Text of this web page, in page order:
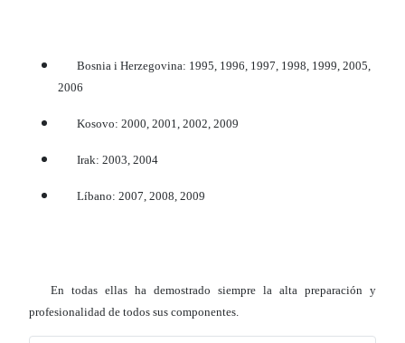
­ Bosnia i Herzegovina: 1995, 1996, 1997, 1998, 1999, 2005,
2006
­ Kosovo: 2000, 2001, 2002, 2009
­ Irak: 2003, 2004
­ Líbano: 2007, 2008, 2009
En todas ellas ha demostrado siempre la alta preparación y
profesionalidad de todos sus componentes.